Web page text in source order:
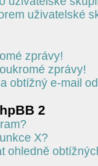
uživatelské
zprávy!
zprávy!
obtížný e-mail
2
X?
ohledně